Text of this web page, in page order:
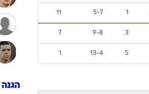
ענפים נוספים
לוח שידורים
החידה של
ארכיון מדורים
כתבו לנו
1
5-7
11
3
9-8
7
5
13-4
1
הגנה